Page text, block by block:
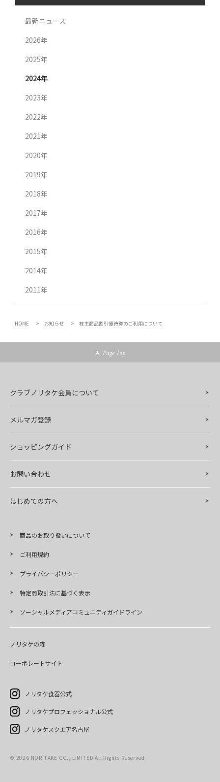
最新ニュース
2026年
2025年
2024年
2023年
2022年
2021年
2020年
2019年
2018年
2017年
2016年
2015年
2014年
2011年
HOME お知らせ 株主商品割引優待券のご利用について
Page Top
クラブノリタケ会員について
メルマガ登録
ショッピングガイド
お問い合わせ
はじめての方へ
商品のお取り扱いについて
ご利用規約
プライバシーポリシー
特定商取引法に基づく表示
ソーシャルメディアコミュニティガイドライン
ノリタケの森
コーポレートサイト
ノリタケ食器公式
ノリタケプロフェッショナル公式
ノリタケスクエア名古屋
© 2026 NORITAKE CO., LIMITED All Rights Reserved.